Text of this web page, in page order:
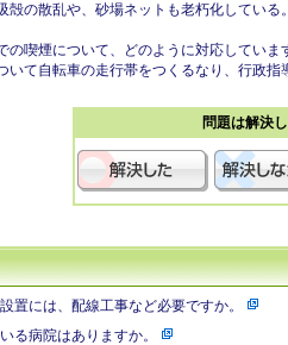
殻の散乱や、砂場ネットも老朽化してい
の喫煙について、どのように対応していま
いて自転車の走行帯をつくるなり、行政指
問題は解決
置には、配線工事など必要ですか。
る病院はありますか。